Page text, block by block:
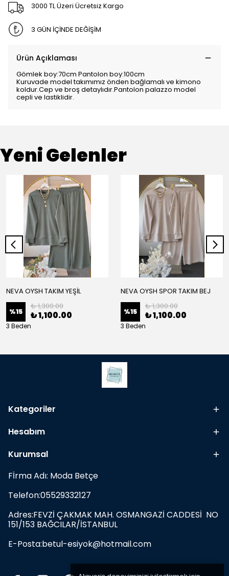
3000 TL Üzeri Ücretsiz Kargo
3 GÜN İÇİNDE DEĞİŞİM
Ürün Açıklaması
Gömlek boy:70cm Pantolon boy:100cm
Kuruvade model takımımız önden bağlamalı ve kimono
koldur.Cep ve broş detaylıdır.Pantolon palazzo model
cepli ve lastiklidir.
Yeni Gelenler
NEVA OYSH TAKIM YEŞİL
%15
₺ 1,300.00
₺ 1,100.00
3 Beden
NEVA OYSH SPOR TAKIM BEJ
%15
₺ 1,300.00
₺ 1,100.00
3 Beden
Kategoriler
Hesabım
Kurumsal
Fİrma Adı: Moda Betçe
Telefon:05529332127
Adres:FEVZİ ÇAKMAK MAH. OSMANGAZİ CADDESİ NO
151/153 BAĞCILAR/İSTANBUL
E-Posta:betul-esiyok@hotmail.com